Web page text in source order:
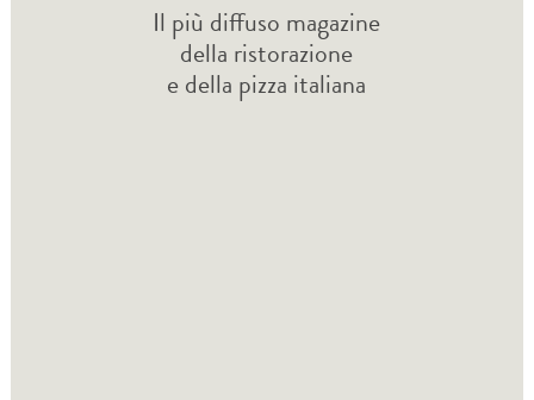
Il più diffuso magazine
della ristorazione
e della pizza italiana